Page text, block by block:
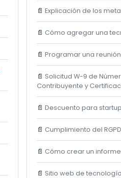
📄Explicación de los
📄 Cómo agregar una
📄Programar una reunión
📄 Solicitud W-9 de
Contribuyente y
📄Descuento para
📄 Cumplimiento del RGPD
📄 Cómo crear un
📄 Sitio web de